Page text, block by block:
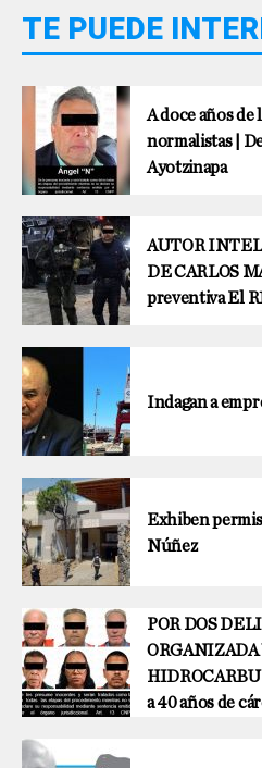
TE PUEDE
A doce años de
normalistas |
Ayotzinapa
AUTOR
DE CARLOS
preventiva El
Indagan a
Exhiben
Núñez
POR DOS
ORGANIZADA
a 40 años de